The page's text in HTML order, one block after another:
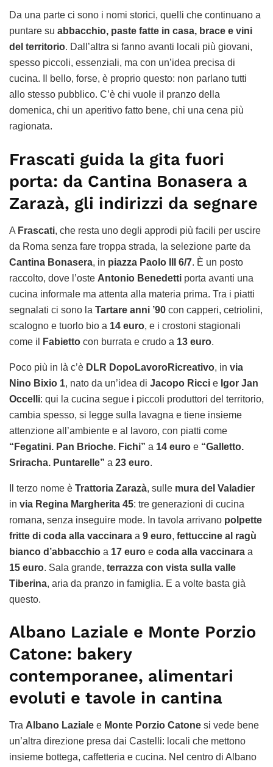
Da una parte ci sono i nomi storici, quelli che continuano a
puntare su abbacchio, paste fatte in casa, brace e vini
del territorio. Dall’altra si fanno avanti locali più giovani,
spesso piccoli, essenziali, ma con un’idea precisa di
cucina. Il bello, forse, è proprio questo: non parlano tutti
allo stesso pubblico. C’è chi vuole il pranzo della
domenica, chi un aperitivo fatto bene, chi una cena più
ragionata.
Frascati guida la gita fuori
porta: da Cantina Bonasera a
Zarazà, gli indirizzi da segnare
A Frascati, che resta uno degli approdi più facili per uscire
da Roma senza fare troppa strada, la selezione parte da
Cantina Bonasera, in piazza Paolo III 6/7. È un posto
raccolto, dove l’oste Antonio Benedetti porta avanti una
cucina informale ma attenta alla materia prima. Tra i piatti
segnalati ci sono la Tartare anni ’90 con capperi, cetriolini,
scalogno e tuorlo bio a 14 euro, e i crostoni stagionali
come il
Fabietto con burrata e crudo a 13 euro.
Poco più in là c’è DLR DopoLavoroRicreativo, in via
Nino Bixio 1, nato da un’idea di Jacopo Ricci e Igor Jan
Occelli: qui la cucina segue i piccoli produttori del territorio,
cambia spesso, si legge sulla lavagna e tiene insieme
attenzione all’ambiente e al lavoro, con piatti come
“Fegatini. Pan Brioche. Fichi” a 14 euro e “Galletto.
Sriracha. Puntarelle” a 23 euro.
Il terzo nome è Trattoria Zarazà, sulle mura del Valadier
in via Regina Margherita 45: tre generazioni di cucina
romana, senza inseguire mode. In tavola arrivano polpette
fritte di coda alla vaccinara a 9 euro, fettuccine al ragù
bianco d’abbacchio a 17 euro e coda alla vaccinara a
15 euro. Sala grande, terrazza con vista sulla valle
Tiberina, aria da pranzo in famiglia. E a volte basta già
questo.
Albano Laziale e Monte Porzio
Catone: bakery
contemporanee, alimentari
evoluti e tavole in cantina
Tra Albano Laziale e Monte Porzio Catone si vede bene
un’altra direzione presa dai Castelli: locali che mettono
insieme bottega, caffetteria e cucina. Nel centro di Albano